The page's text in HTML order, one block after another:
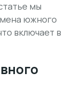
мы
южного
включает в